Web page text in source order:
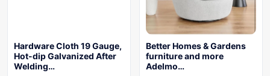
Hardware Cloth 19 Gauge,
Hot-dip Galvanized After
Welding…
Better Homes & Gardens
furniture and more
Adelmo…